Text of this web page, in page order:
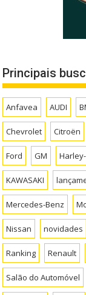
Principais
Anfavea AUDI
Chevrolet Citroën
Ford GM
KAWASAKI
Mercedes-Benz
Nissan novidades
Ranking Renault
Salão do Automóvel